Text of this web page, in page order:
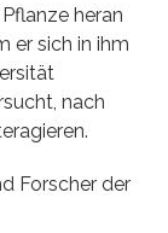
heran
er sich in ihm
nach
Forscher der